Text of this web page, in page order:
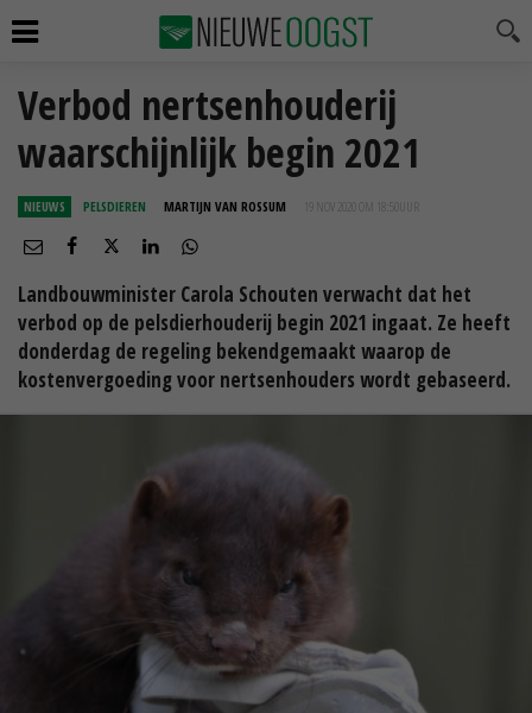
Verbod nertsenhouderij
waarschijnlijk begin 2021
NIEUWS PELSDIEREN MARTIJN VAN ROSSUM 19 NOV 2020 OM 18:50
Landbouwminister Carola Schouten verwacht dat het
verbod op de pelsdierhouderij begin 2021 ingaat. Ze heeft
donderdag de regeling bekendgemaakt waarop de
kostenvergoeding voor nertsenhouders wordt gebaseerd.